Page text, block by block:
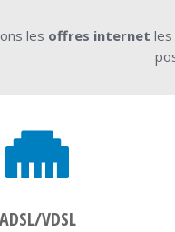
les offres internet
ADSL/VDSL